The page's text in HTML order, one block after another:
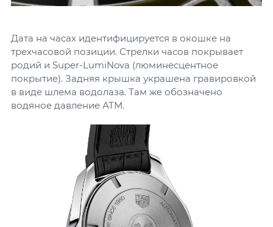
Дата на часах идентифицируется в окошке на
трехчасовой позиции. Стрелки часов покрывает
родий и Super-LumiNova (люминесцентное
покрытие). Задняя крышка украшена гравировкой
в виде шлема водолаза. Там же обозначено
водяное давление АТМ.